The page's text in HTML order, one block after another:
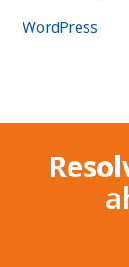
WordPress